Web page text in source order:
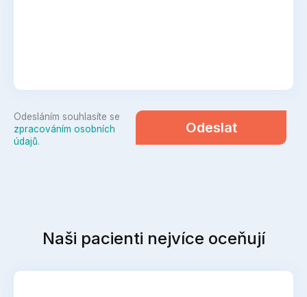
Naši pacienti nejvíce oceňují
Odesláním souhlasíte se
zpracováním osobních
údajů.
Odeslat